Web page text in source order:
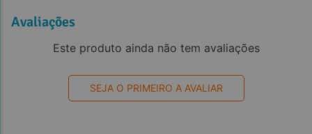
Avaliações
Este produto ainda não tem avaliações
SEJA O PRIMEIRO A AVALIAR